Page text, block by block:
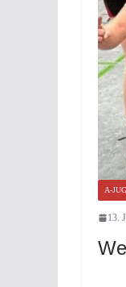
A-
13.